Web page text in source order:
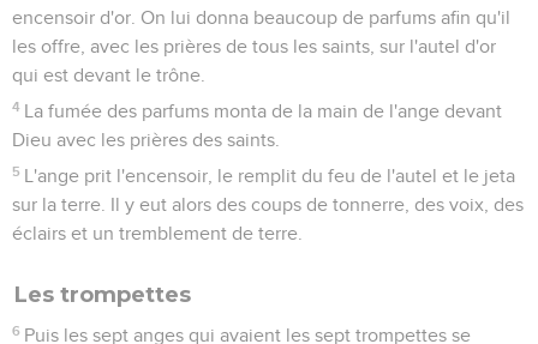
encensoir d'or. On lui donna beaucoup de parfums afin qu'il
les offre, avec les prières de tous les saints, sur l'autel d'or
qui est devant le trône.
4 La fumée des parfums monta de la main de l'ange devant
Dieu avec les prières des saints.
5 L'ange prit l'encensoir, le remplit du feu de l'autel et le jeta
sur la terre. Il y eut alors des coups de tonnerre, des voix, des
éclairs et un tremblement de terre.
Les trompettes
6 Puis les sept anges qui avaient les sept trompettes se